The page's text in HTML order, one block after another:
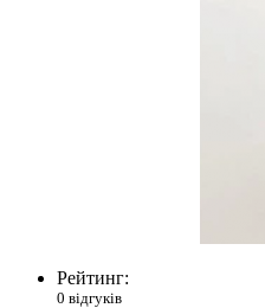
Рейтинг:
0 відгуків